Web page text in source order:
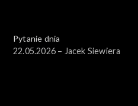
Pytanie dnia
22.05.2026 – Jacek Siewiera